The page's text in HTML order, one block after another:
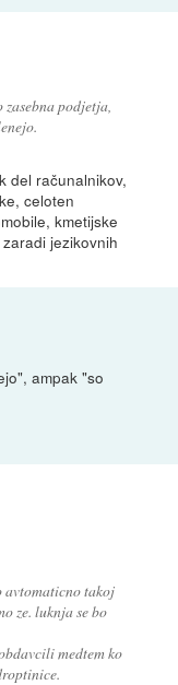
podjetja,
del računalnikov,
celoten
kmetijske
jezikovnih
ampak "so
avtomaticno takoj
ze. luknja se bo
medtem ko